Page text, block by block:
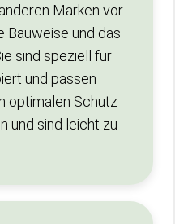
Marken vor
Bauweise und das
sind speziell für
und passen
optimalen Schutz
und sind leicht zu